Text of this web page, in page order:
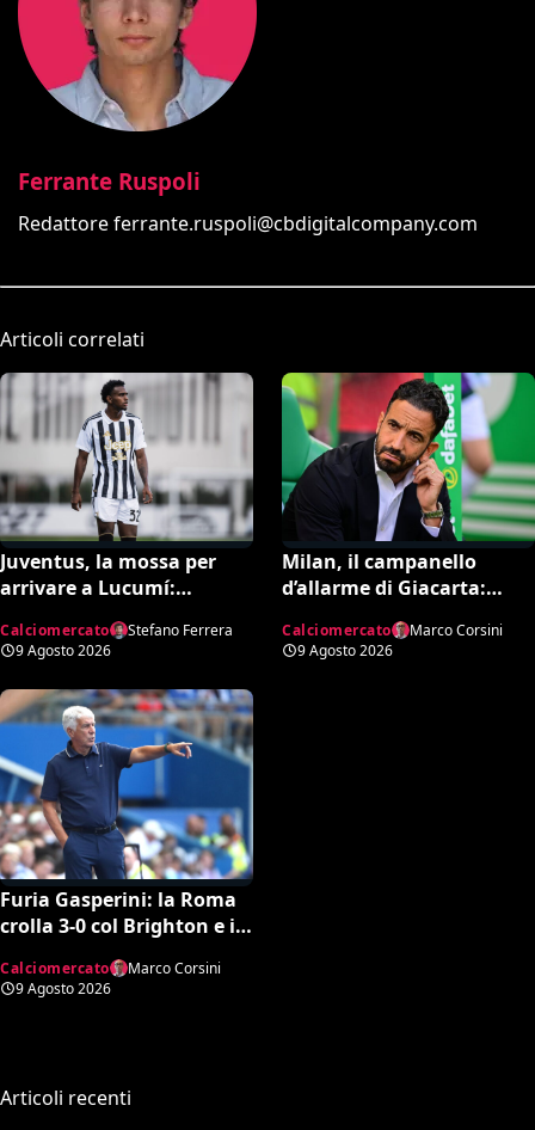
Ferrante Ruspoli
Redattoreferrante.ruspoli@cbdigitalcompany.com
Articoli correlati
Juventus, la mossa per
arrivare a Lucumí:
Cabal come contropartita
Calciomercato
Stefano Ferrera
9 Agosto 2026
Milan, il campanello
d’allarme di Giacarta:
sbloccare Inacio e
Hojbjerg
Calciomercato
Marco Corsini
9 Agosto 2026
Furia Gasperini: la Roma
crolla 3-0 col Brighton e il
mercato
Calciomercato
Marco Corsini
9 Agosto 2026
Articoli recenti